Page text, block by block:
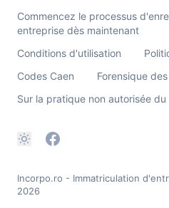
Commencez le processus
entreprise dès maintenant
Conditions d'utilisation
Codes Caen
Forensique
Sur la pratique non autorisée
Incorpo.ro - Immatriculation
2026